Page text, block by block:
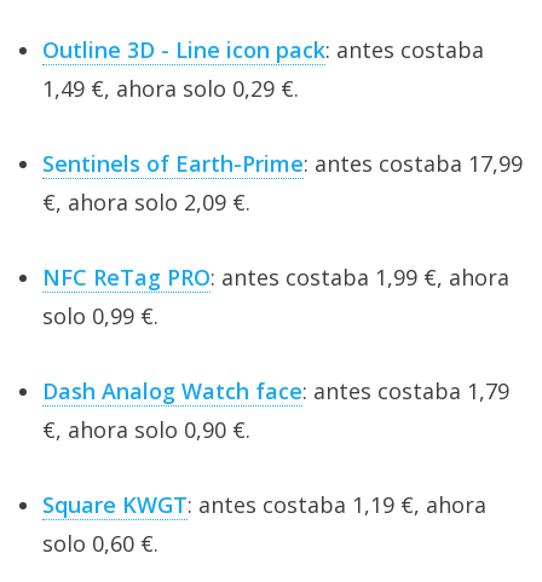
Outline 3D - Line icon pack: antes costaba
1,49 €, ahora solo 0,29 €.
Sentinels of Earth-Prime: antes costaba 17,99
€, ahora solo 2,09 €.
NFC ReTag PRO: antes costaba 1,99 €, ahora
solo 0,99 €.
Dash Analog Watch face: antes costaba 1,79
€, ahora solo 0,90 €.
Square KWGT: antes costaba 1,19 €, ahora
solo 0,60 €.